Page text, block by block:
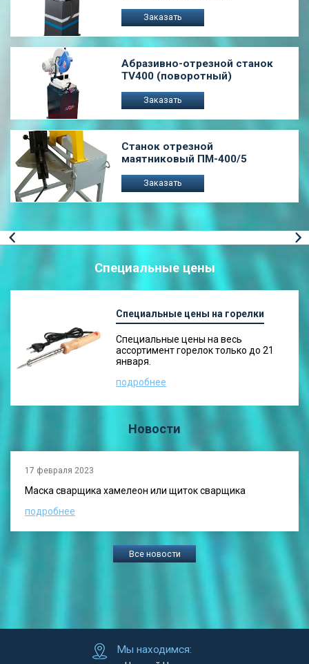
Заказать
Абразивно-отрезной станок
TV400 (поворотный)
Заказать
Станок отрезной
маятниковый ПМ-400/5
Заказать
Специальные цены
Специальные цены на горелки
Специальные цены на весь
ассортимент горелок только до 21
января.
подробнее
Новости
17 февраля 2023
Маска сварщика хамелеон или щиток сварщика
подробнее
Все новости
Мы находимся: